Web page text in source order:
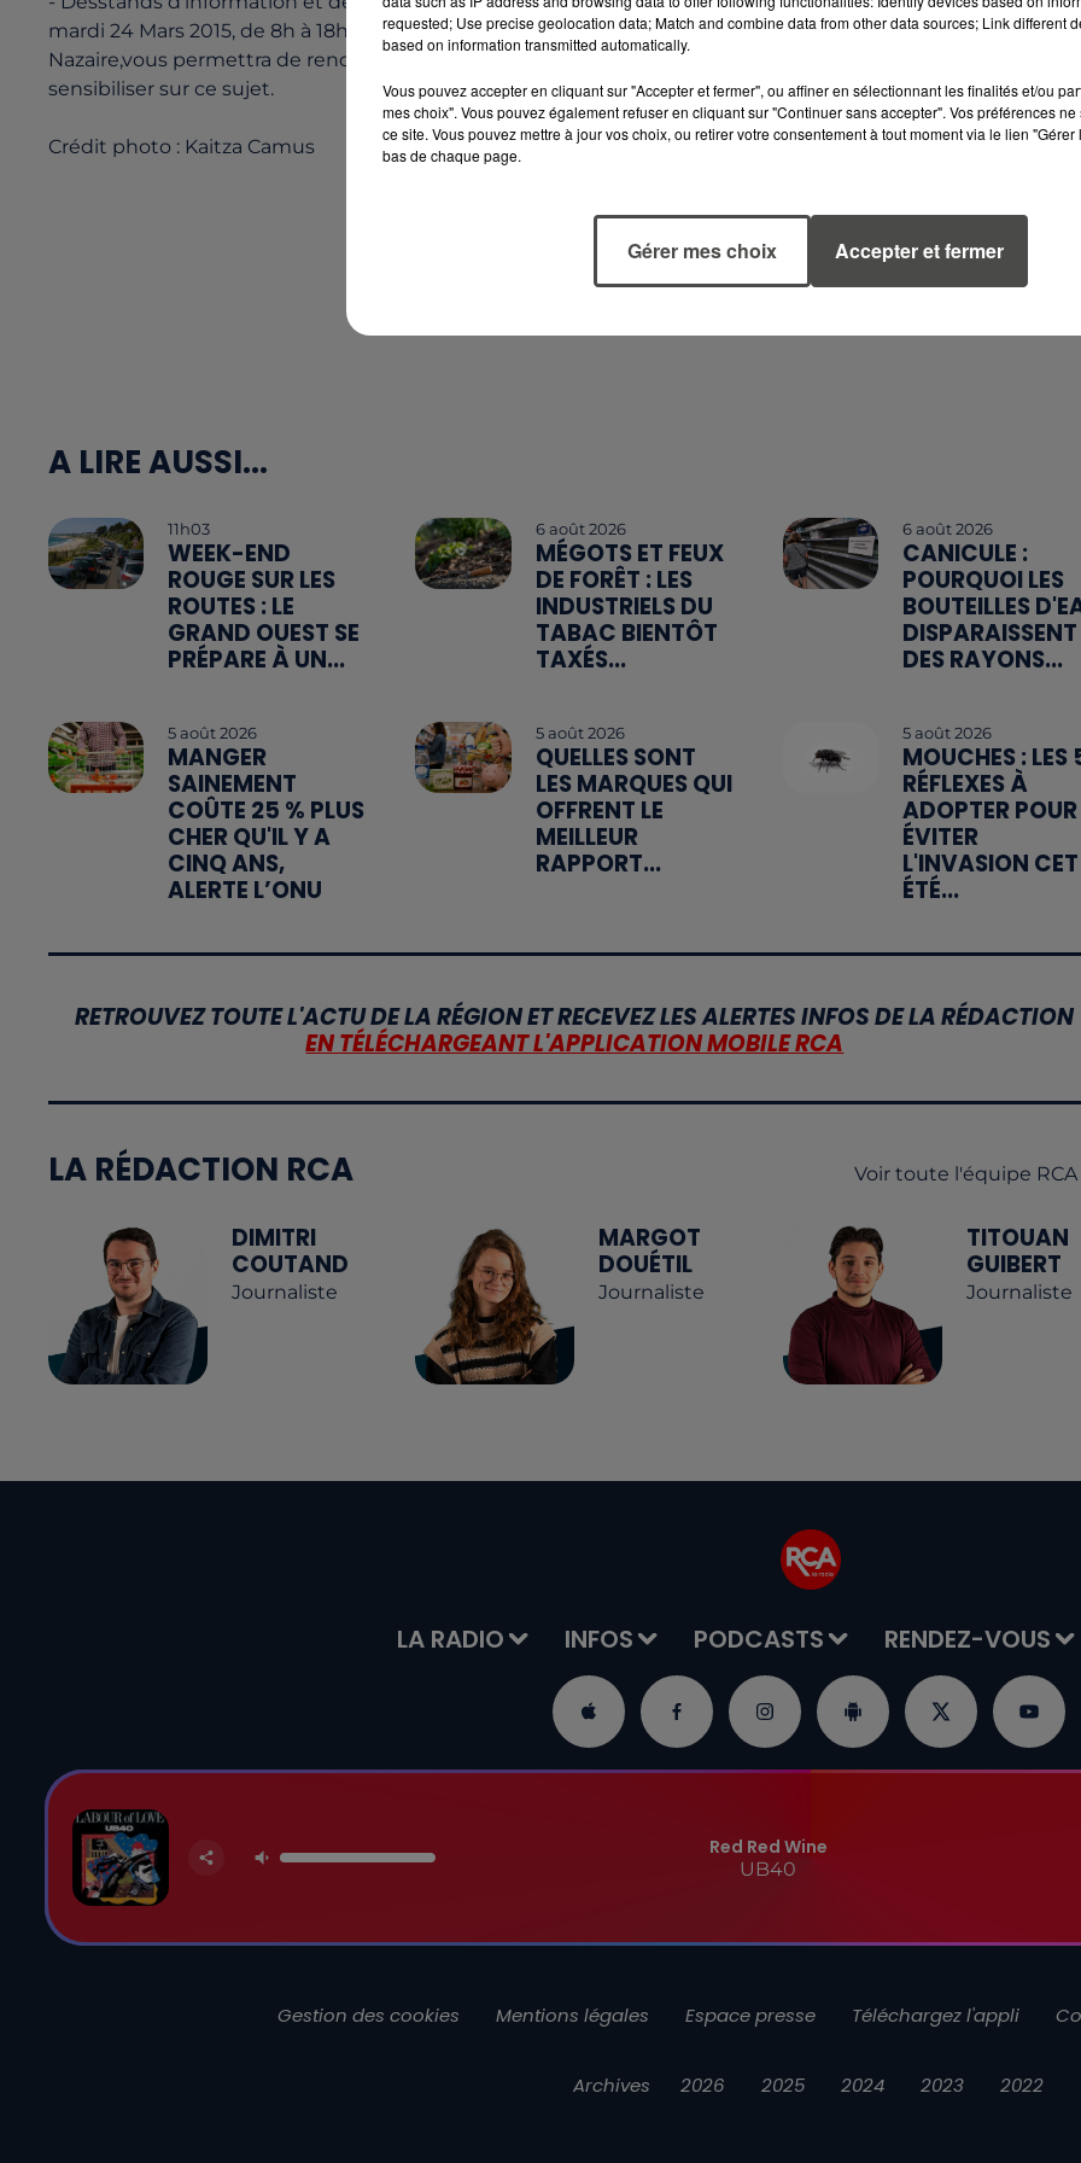
mardi 24 Mars 2015, de 8h à 18h. Cette actionorganisée par la FNAIR et en partenariat avec l'hôpital de
Nazaire,vous permettra de rencontrer des infirmières et étudiants infirmiersafin de vous informer et de
sensibiliser sur ce sujet.
Crédit photo : Kaitza Camus
A LIRE AUSSI...
11h03
WEEK-END
ROUGE SUR LES
ROUTES : LE
GRAND OUEST SE
PRÉPARE À UN...
6 août 2026
MÉGOTS ET FEUX
DE FORÊT : LES
INDUSTRIELS DU
TABAC BIENTÔT
TAXÉS...
6 août 2026
CANICULE :
POURQUOI LES
BOUTEILLES
DISPARAISSENT
DES RAYONS...
5 août 2026
MANGER
SAINEMENT
COÛTE 25 % PLUS
CHER QU'IL Y A
CINQ ANS,
ALERTE L’ONU
5 août 2026
QUELLES SONT
LES MARQUES QUI
OFFRENT LE
MEILLEUR
RAPPORT...
5 août 2026
MOUCHES : LES
RÉFLEXES À
ADOPTER POUR
ÉVITER
L'INVASION CET
ÉTÉ...
RETROUVEZ TOUTE L'ACTU DE LA RÉGION ET RECEVEZ LES ALERTES INFOS DE LA RÉDACTION
EN TÉLÉCHARGEANT L'APPLICATION MOBILE RCA
LA RÉDACTION RCA Voir toute l'équipe RCA
DIMITRI
COUTAND
Journaliste
MARGOT
DOUÉTIL
Journaliste
TITOUAN
GUIBERT
Journaliste
LA RADIO INFOS PODCASTS RENDEZ-VOUS
Red Red Wine
UB40
Gestion des cookies Mentions légales Espace presse Téléchargez l'appli
Archives 2026 2025 2024 2023 2022
requested; Use precise geolocation data; Match and combine data from other data sources; Link different
based on information transmitted automatically.
Vous pouvez accepter en cliquant sur "Accepter et fermer", ou affiner en sélectionnant les finalités et/ou
mes choix". Vous pouvez également refuser en cliquant sur "Continuer sans accepter". Vos préférences
ce site. Vous pouvez mettre à jour vos choix, ou retirer votre consentement à tout moment via le lien
bas de chaque page.
Gérer mes choix Accepter et fermer